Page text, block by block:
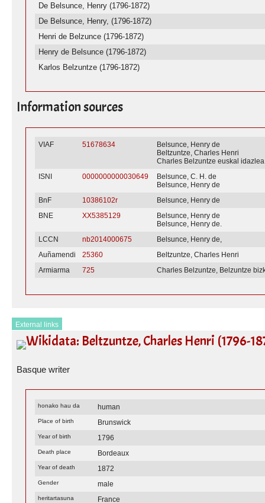
De Belsunce, Henry (1796-1872)
De Belsunce, Henry, (1796-1872)
Henri de Belzunce (1796-1872)
Henry de Belsunce (1796-1872)
Karlos Belzuntze (1796-1872)
Information sources
VIAF 51678634
Belsunce, Henry de
Beltzuntze, Charles Henri
Charles Belzuntze euskal idazlea
ISNI
0000000000030649
Belsunce, C. H. de
Belsunce, Henry de
BnF
10386102r
Belsunce, Henry de
BNE
XX5385129
Belsunce, Henry de
Belsunce, Henry de.
LCCN
nb2014000675
Belsunce, Henry de,
Auñamendi
25360
Beltzuntze, Charles Henri
Armiarma
725 Charles Belzuntze, Belzuntze
External links
Wikidata: Beltzuntze, Charles Henri (1796-
Basque writer
honako hau da human
Place of birth Brunswick
Year of birth 1796
Death place Bordeaux
Year of death 1872
Gender male
heritartasuna France